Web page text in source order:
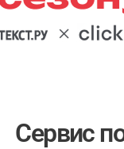
Сервис